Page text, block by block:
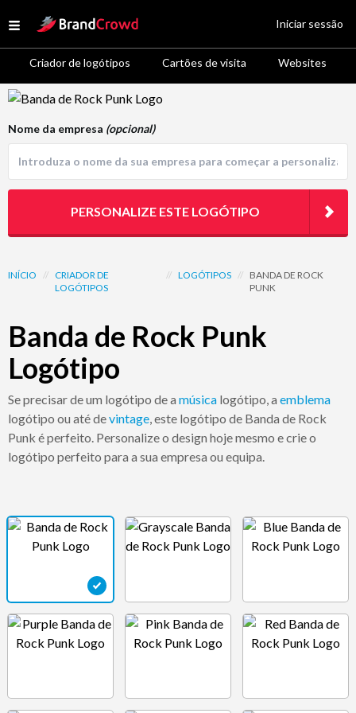
Open menu
Site Logo
Criador de logótipos Cartões de visita Websites
Iniciar sessão
Logo Template Preview
INÍCIO // CRIADOR DE
LOGÓTIPOS
// LOGÓTIPOS // BANDA DE ROCK
PUNK
Banda de Rock Punk
Logótipo
Se precisar de um logótipo de a música logótipo, a emblema
logótipo ou até devintage, este logótipo de Banda de Rock
Punk é perfeito. Personalize o design hoje mesmo e crie o
logótipo perfeito para a sua empresa ou equipa.
Nome da empresa (opcional)
PERSONALIZE ESTE LOGÓTIPO